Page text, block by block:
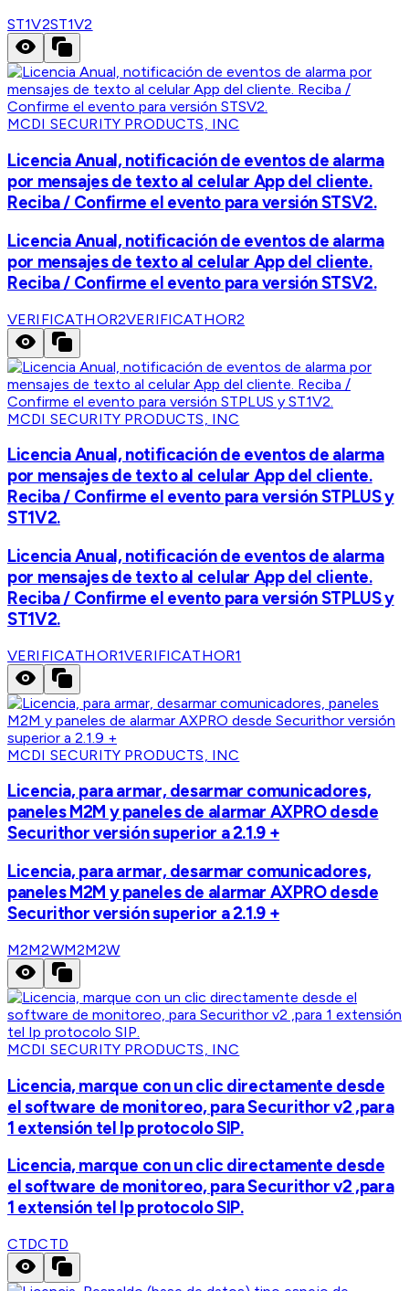
ST1V2ST1V2
MCDI SECURITY PRODUCTS, INC
Licencia Anual, notificación de eventos de alarma
por mensajes de texto al celular App del cliente.
Reciba / Confirme el evento para versión STSV2.
Licencia Anual, notificación de eventos de alarma
por mensajes de texto al celular App del cliente.
Reciba / Confirme el evento para versión STSV2.
VERIFICATHOR2VERIFICATHOR2
MCDI SECURITY PRODUCTS, INC
Licencia Anual, notificación de eventos de alarma
por mensajes de texto al celular App del cliente.
Reciba / Confirme el evento para versión STPLUS y
ST1V2.
Licencia Anual, notificación de eventos de alarma
por mensajes de texto al celular App del cliente.
Reciba / Confirme el evento para versión STPLUS y
ST1V2.
VERIFICATHOR1VERIFICATHOR1
MCDI SECURITY PRODUCTS, INC
Licencia, para armar, desarmar comunicadores,
paneles M2M y paneles de alarmar AXPRO desde
Securithor versión superior a 2.1.9 +
Licencia, para armar, desarmar comunicadores,
paneles M2M y paneles de alarmar AXPRO desde
Securithor versión superior a 2.1.9 +
M2M2WM2M2W
MCDI SECURITY PRODUCTS, INC
Licencia, marque con un clic directamente desde
el software de monitoreo, para Securithor v2 ,para
1 extensión tel Ip protocolo SIP.
Licencia, marque con un clic directamente desde
el software de monitoreo, para Securithor v2 ,para
1 extensión tel Ip protocolo SIP.
CTDCTD